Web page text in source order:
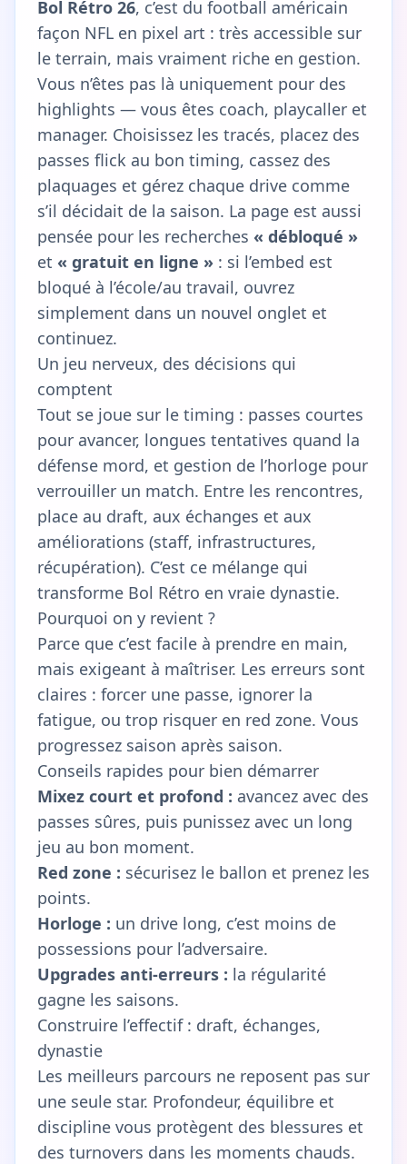
Bol Rétro 26, c’est du football américain
façon NFL en pixel art : très accessible sur
le terrain, mais vraiment riche en gestion.
Vous n’êtes pas là uniquement pour des
highlights — vous êtes coach, playcaller et
manager. Choisissez les tracés, placez des
passes flick au bon timing, cassez des
plaquages et gérez chaque drive comme
s’il décidait de la saison. La page est aussi
pensée pour les recherches « débloqué »
et « gratuit en ligne » : si l’embed est
bloqué à l’école/au travail, ouvrez
simplement dans un nouvel onglet et
continuez.
Un jeu nerveux, des décisions qui
comptent
Tout se joue sur le timing : passes courtes
pour avancer, longues tentatives quand la
défense mord, et gestion de l’horloge pour
verrouiller un match. Entre les rencontres,
place au draft, aux échanges et aux
améliorations (staff, infrastructures,
récupération). C’est ce mélange qui
transforme Bol Rétro en vraie dynastie.
Pourquoi on y revient ?
Parce que c’est facile à prendre en main,
mais exigeant à maîtriser. Les erreurs sont
claires : forcer une passe, ignorer la
fatigue, ou trop risquer en red zone. Vous
progressez saison après saison.
Conseils rapides pour bien démarrer
Mixez court et profond : avancez avec des
passes sûres, puis punissez avec un long
jeu au bon moment.
Red zone : sécurisez le ballon et prenez les
points.
Horloge : un drive long, c’est moins de
possessions pour l’adversaire.
Upgrades anti-erreurs : la régularité
gagne les saisons.
Construire l’effectif : draft, échanges,
dynastie
Les meilleurs parcours ne reposent pas sur
une seule star. Profondeur, équilibre et
discipline vous protègent des blessures et
des turnovers dans les moments chauds.